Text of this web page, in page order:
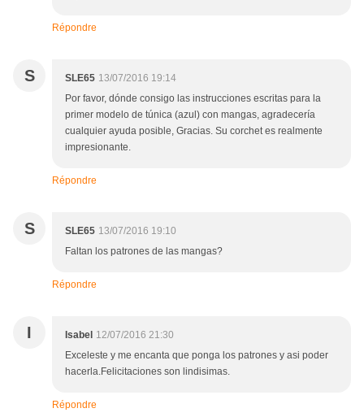
Répondre
S SLE65 13/07/2016 19:14
Por favor, dónde consigo las instrucciones escritas para la
primer modelo de túnica (azul) con mangas, agradecería
cualquier ayuda posible, Gracias. Su corchet es realmente
impresionante.
Répondre
S SLE65 13/07/2016 19:10
Faltan los patrones de las mangas?
Répondre
I Isabel 12/07/2016 21:30
Exceleste y me encanta que ponga los patrones y asi poder
hacerla.Felicitaciones son lindisimas.
Répondre